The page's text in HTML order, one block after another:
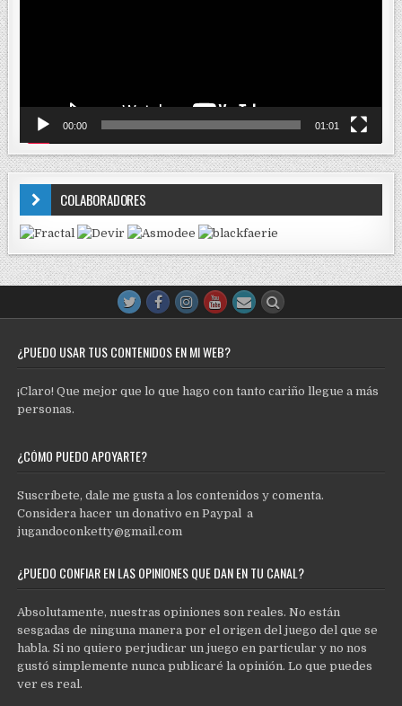
00:00 01:01
COLABORADORES
¿PUEDO USAR TUS CONTENIDOS EN MI WEB?
¡Claro! Que mejor que lo que hago con tanto cariño llegue a más
personas.
¿CÓMO PUEDO APOYARTE?
Suscríbete, dale me gusta a los contenidos y comenta.
Considera hacer un donativo en Paypal a
jugandoconketty@gmail.com
¿PUEDO CONFIAR EN LAS OPINIONES QUE DAN EN TU CANAL?
Absolutamente, nuestras opiniones son reales. No están
sesgadas de ninguna manera por el origen del juego del que se
habla. Si no quiero perjudicar un juego en particular y no nos
gustó simplemente nunca publicaré la opinión. Lo que puedes
ver es real.